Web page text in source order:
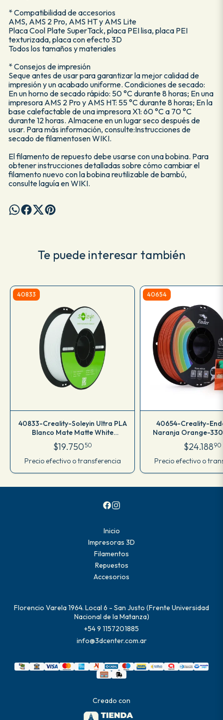
* Compatibilidad de accesorios
AMS, AMS 2 Pro, AMS HT y AMS Lite
Placa Cool Plate SuperTack, placa PEI lisa, placa PEI
texturizada, placa con efecto 3D
Todos los tamaños y materiales
* Consejos de impresión
Seque antes de usar para garantizar la mejor calidad de
impresión y un acabado uniforme. Condiciones de secado:
En un horno de secado rápido: 50 °C durante 8 horas; En una
impresora AMS 2 Pro y AMS HT: 55 °C durante 8 horas; En la
base calefactable de una impresora X1: 60 °C a 70 °C
durante 12 horas. Almacene en un lugar seco después de
usar. Para más información, consulte:Instrucciones de
secado de filamentosen WIKI.
El filamento de repuesto debe usarse con una bobina. Para
obtener instrucciones detalladas sobre cómo cambiar el
filamento nuevo con la bobina reutilizable de bambú,
consulte laguía en WIKI.
Te puede interesar también
40833
40833-Creality-Soleyin Ultra PLA
Blanco Mate Matte White
-3301010512
$19.75050
Precio efectivo o transferencia
40654
40654-Creality-
Naranja Orange-
$24.18890
Precio efectivo o
Inicio
Impresoras 3D
Filamentos
Repuestos
Accesorios
Florencio Varela 1964. Local 6 - San Justo (Frente Universidad
Nacional de la Matanza)
+54 9 1157201885
info@3dcenter.com.ar
Creado con